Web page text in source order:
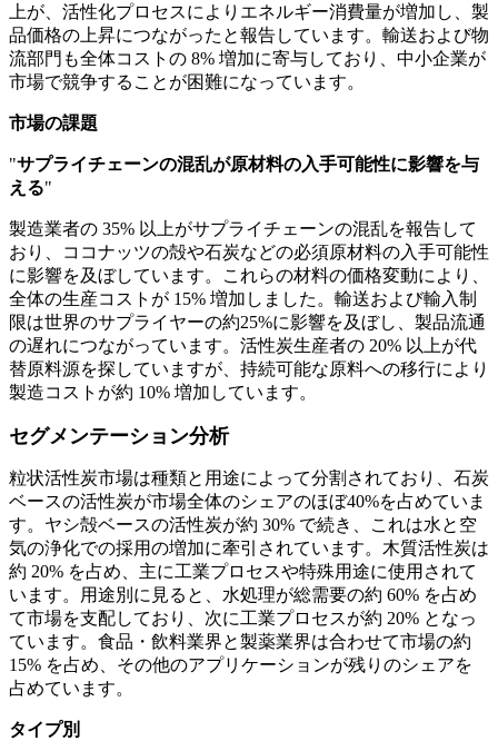
上が、活性化プロセスによりエネルギー消費量が増加し、製
品価格の上昇につながったと報告しています。輸送および物
流部門も全体コストの 8% 増加に寄与しており、中小企業が
市場で競争することが困難になっています。
市場の課題
"サプライチェーンの混乱が原材料の入手可能性に影響を与
える"
製造業者の 35% 以上がサプライチェーンの混乱を報告して
おり、ココナッツの殻や石炭などの必須原材料の入手可能性
に影響を及ぼしています。これらの材料の価格変動により、
全体の生産コストが 15% 増加しました。輸送および輸入制
限は世界のサプライヤーの約25%に影響を及ぼし、製品流通
の遅れにつながっています。活性炭生産者の 20% 以上が代
替原料源を探していますが、持続可能な原料への移行により
製造コストが約 10% 増加しています。
セグメンテーション分析
粒状活性炭市場は種類と用途によって分割されており、石炭
ベースの活性炭が市場全体のシェアのほぼ40%を占めていま
す。ヤシ殻ベースの活性炭が約 30% で続き、これは水と空
気の浄化での採用の増加に牽引されています。木質活性炭は
約 20% を占め、主に工業プロセスや特殊用途に使用されて
います。用途別に見ると、水処理が総需要の約 60% を占め
て市場を支配しており、次に工業プロセスが約 20% となっ
ています。食品・飲料業界と製薬業界は合わせて市場の約
15% を占め、その他のアプリケーションが残りのシェアを
占めています。
タイプ別